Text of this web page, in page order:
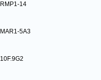
RMP1-14
MAR1-5A3
10F.9G2